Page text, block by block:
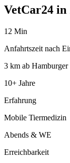
VetCar24 in
12 Min
Anfahrtszeit nach
3 km ab Hamburger
10+ Jahre
Erfahrung
Mobile Tiermedizin
Abends & WE
Erreichbarkeit